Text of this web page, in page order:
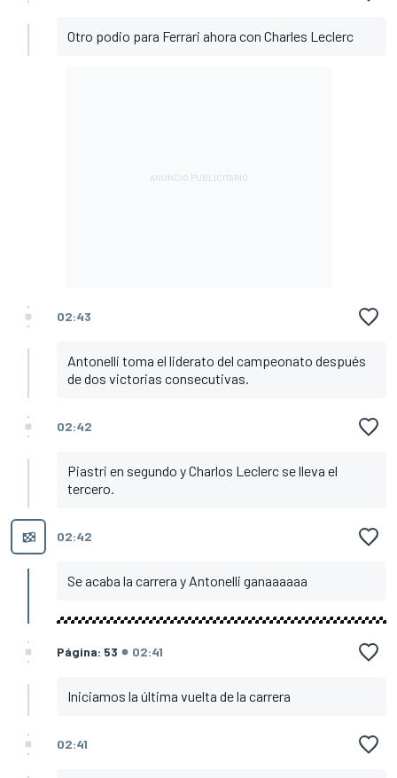
Otro podio para Ferrari ahora con Charles Leclerc
02:43
Antonelli toma el liderato del campeonato después
de dos victorias consecutivas.
02:42
Piastri en segundo y Charlos Leclerc se lleva el
tercero.
02:42
Se acaba la carrera y Antonelli ganaaaaaa
Página: 53 02:41
Iniciamos la última vuelta de la carrera
02:41